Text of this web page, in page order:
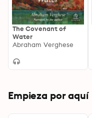
The Covenant of
Water
Abraham Verghese
Empieza por aquí